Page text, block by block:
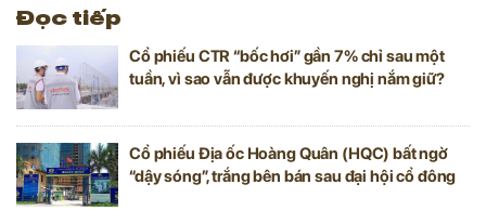
Đọc tiếp
Cổ phiếu CTR “bốc hơi” gần 7% chỉ sau một
tuần, vì sao vẫn được khuyến nghị nắm giữ?
Cổ phiếu Địa ốc Hoàng Quân (HQC) bất ngờ
“dậy sóng”, trắng bên bán sau đại hội cổ đông